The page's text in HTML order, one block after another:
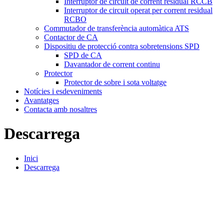
Interruptor de circuit operat per corrent residual
RCBO
Commutador de transferència automàtica ATS
Contactor de CA
Dispositiu de protecció contra sobretensions SPD
SPD de CA
Davantador de corrent continu
Protector
Protector de sobre i sota voltatge
Notícies i esdeveniments
Avantatges
Contacta amb nosaltres
Descarrega
Inici
Descarrega